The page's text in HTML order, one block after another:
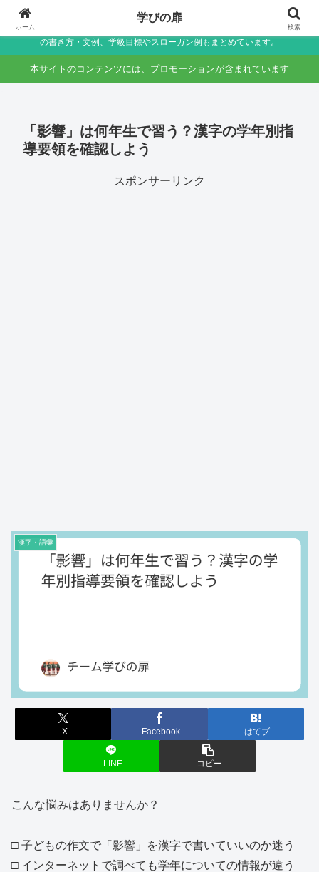
小学生〜未就学児の保護者向け家庭学習・学校生活サポートサイト～助詞・言
葉の違いなど国語のつまずきをやさしく解説しつつ、学校生活で役立つ連絡帳
の書き方・文例、学級目標やスローガン例もまとめています。
本サイトのコンテンツには、プロモーションが含まれています
「影響」は何年生で習う？漢字の学年別指
導要領を確認しよう
スポンサーリンク
漢字・語彙
X Facebook はてブ
LINE コピー
こんな悩みはありませんか？
□ 子どもの作文で「影響」を漢字で書いていいのか迷う
□ インターネットで調べても学年についての情報が違う
ホーム
学びの扉
検索